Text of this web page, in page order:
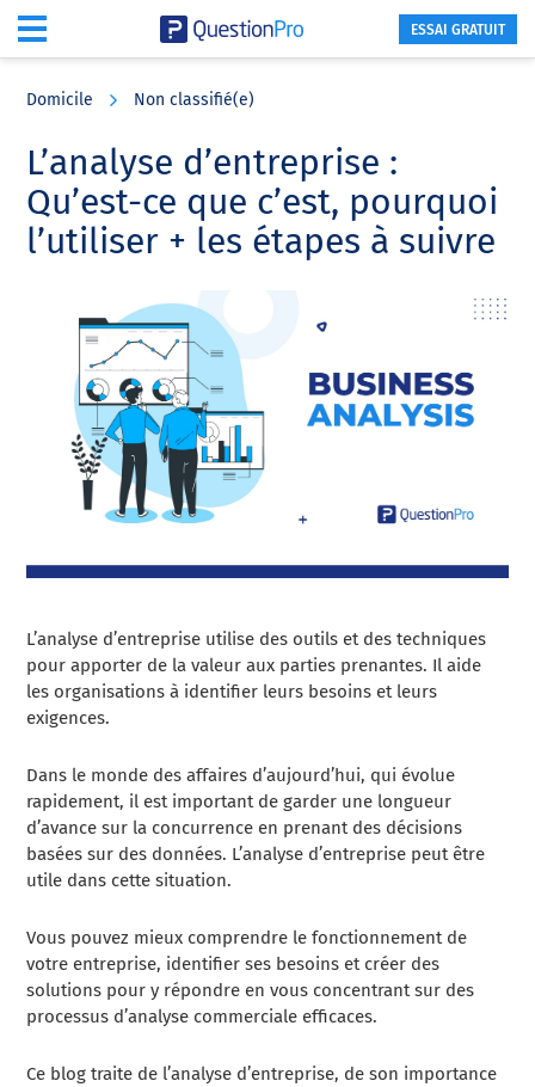
content
sidebar
ESSAI GRATUIT
Domicile Non classifié(e)
L’analyse d’entreprise :
Qu’est-ce que c’est, pourquoi
l’utiliser + les étapes à suivre
L’analyse d’entreprise utilise des outils et des techniques
pour apporter de la valeur aux parties prenantes. Il aide
les organisations à identifier leurs besoins et leurs
exigences.
Dans le monde des affaires d’aujourd’hui, qui évolue
rapidement, il est important de garder une longueur
d’avance sur la concurrence en prenant des décisions
basées sur des données. L’analyse d’entreprise peut être
utile dans cette situation.
Vous pouvez mieux comprendre le fonctionnement de
votre entreprise, identifier ses besoins et créer des
solutions pour y répondre en vous concentrant sur des
processus d’analyse commerciale efficaces.
Ce blog traite de l’analyse d’entreprise, de son importance